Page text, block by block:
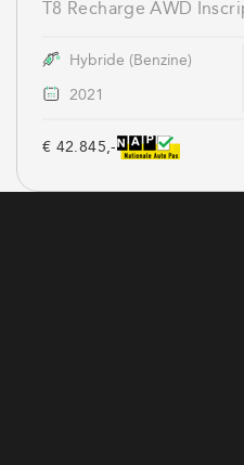
T8 Recharge AWD
Hybride (Benzine)
2021
€ 42.845,-